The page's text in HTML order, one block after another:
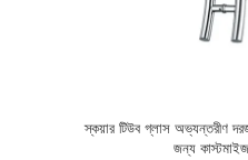
আনুষাঙ্গিক গ্যালভানাইজড গার্ডিল কলাম